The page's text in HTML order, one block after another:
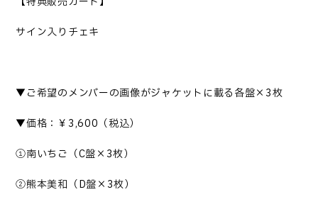
サイン入りチェキ
▼ご希望のメンバーの画像がジャケットに載る各盤×3枚
▼価格：￥3,600（税込）
①南いちご（C盤×3枚）
②熊本美和（D盤×3枚）